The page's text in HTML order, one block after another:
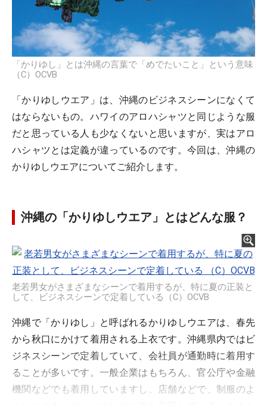
「かりゆし」とは沖縄の言葉で「めでたいこと」という意味
（C）OCVB
「かりゆしウエア」は、沖縄のビジネスシーンになくて
はならないもの。ハワイのアロハシャツと同じような服
だと思っている人も少なくないと思いますが、実はアロ
ハシャツとは定義が違っているのです。今回は、沖縄の
かりゆしウエアについてご紹介します。
沖縄の「かりゆしウエア」とはどんな服？
老若男女がさまざまなシーンで着用するが、特に夏の正装と
して、ビジネスシーンで定着している（C）OCVB
沖縄で「かりゆし」と呼ばれるかりゆしウエアは、春先
から秋口にかけて着用される上衣です。沖縄県内ではビ
ジネスシーンで定着していて、会社員が通勤時に着用す
ることが多いです。一般企業はもちろん、官公庁や金融
機関などでも着用していますし、店舗などで、制服のよ